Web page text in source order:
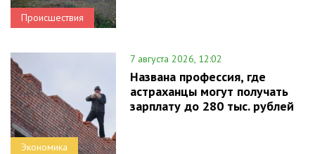
Происшествия
Экономика
7 августа 2026, 12:02
Названа профессия, где
астраханцы могут получать
зарплату до 280 тыс. рублей